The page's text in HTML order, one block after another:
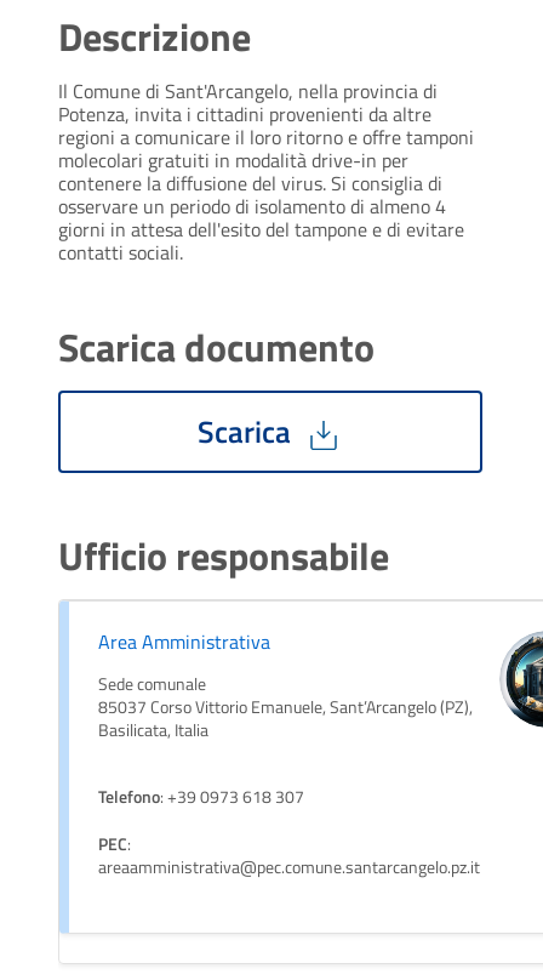
Descrizione
Il Comune di Sant'Arcangelo, nella provincia di
Potenza, invita i cittadini provenienti da altre
regioni a comunicare il loro ritorno e offre tamponi
molecolari gratuiti in modalità drive-in per
contenere la diffusione del virus. Si consiglia di
osservare un periodo di isolamento di almeno 4
giorni in attesa dell'esito del tampone e di evitare
contatti sociali.
Scarica documento
Scarica
Ufficio responsabile
Area Amministrativa
Sede comunale
85037 Corso Vittorio Emanuele, Sant’Arcangelo (PZ),
Basilicata, Italia
Telefono: +39 0973 618 307
PEC:
areaamministrativa@pec.comune.santarcangelo.pz.it